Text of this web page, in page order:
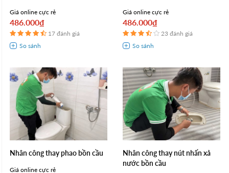
Giá online cực rẻ
486.000₫
17 đánh giá
Giá online cực rẻ
486.000₫
23 đánh giá
Nhân công thay phao bồn cầu
Giá online cực rẻ
Nhân công thay nút nhấn xả
nước bồn cầu